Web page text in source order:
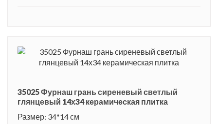
35025 Фурнаш грань сиреневый светлый
глянцевый 14х34 керамическая плитка
Размер: 34*14 см